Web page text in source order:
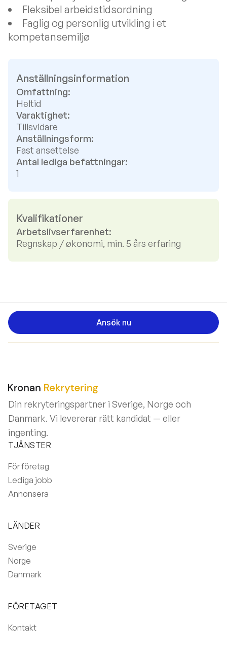
Fleksibel arbeidstidsordning
Faglig og personlig utvikling i et
kompetansemiljø
Anställningsinformation
Omfattning:
Heltid
Varaktighet:
Tillsvidare
Anställningsform:
Fast ansettelse
Antal lediga befattningar:
1
Kvalifikationer
Arbetslivserfarenhet:
Regnskap / økonomi, min. 5 års erfaring
Ansök nu
Din rekryteringspartner i Sverige, Norge och
Danmark. Vi levererar rätt kandidat — eller
ingenting.
TJÄNSTER
För företag
Lediga jobb
Annonsera
LÄNDER
Sverige
Norge
Danmark
FÖRETAGET
Kontakt